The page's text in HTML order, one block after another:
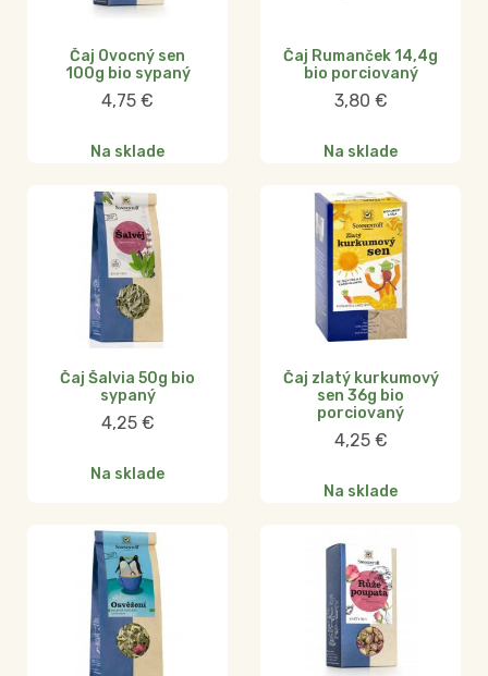
Čaj Ovocný sen
100g bio sypaný
4,75 €
Na sklade
Čaj Rumanček 14,4g
bio porciovaný
3,80 €
Na sklade
Čaj Šalvia 50g bio
sypaný
4,25 €
Na sklade
Čaj zlatý kurkumový
sen 36g bio
porciovaný
4,25 €
Na sklade